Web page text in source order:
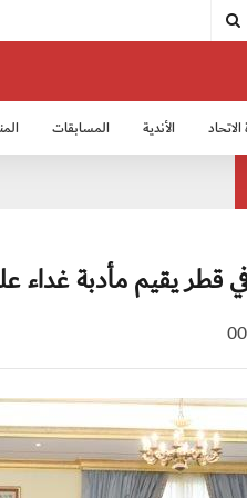
الاتحاد الأندية المسابقات
قطر يقيم مأدبة